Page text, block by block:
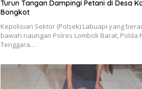
Turun Tangan Dampingi Petani di Desa
Bongkot
Kepolisian Sektor (Polsek) Labuapi yang
bawah naungan Polres Lombok Barat, Polda
Tenggara…